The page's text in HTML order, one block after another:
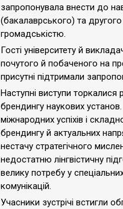
запропонувала внести до
(бакалаврського) та другого
громадськістю.
Гості університету й
почутого й побаченого на
присутні підтримали
Наступні виступи торкалися
брендингу наукових
міжнародних успіхів і
брендингу й актуальних
нестачу стратегічного
недостатню лінгвістичну
велику потребу у
комунікацій.
Учасники зустрічі встигли